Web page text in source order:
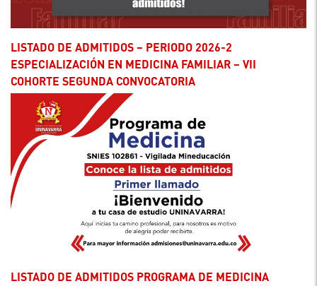
LISTADO DE ADMITIDOS – PERIODO 2026-2
ESPECIALIZACIÓN EN MEDICINA FAMILIAR – VII
COHORTE SEGUNDA CONVOCATORIA
LISTADO DE ADMITIDOS PROGRAMA DE MEDICINA